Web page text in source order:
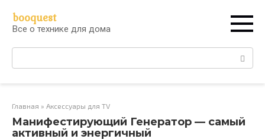
контенту
booquest
Все о технике для дома
Поиск:
Главная » Аксессуары для TV
Манифестирующий Генератор — самый
активный и энергичный